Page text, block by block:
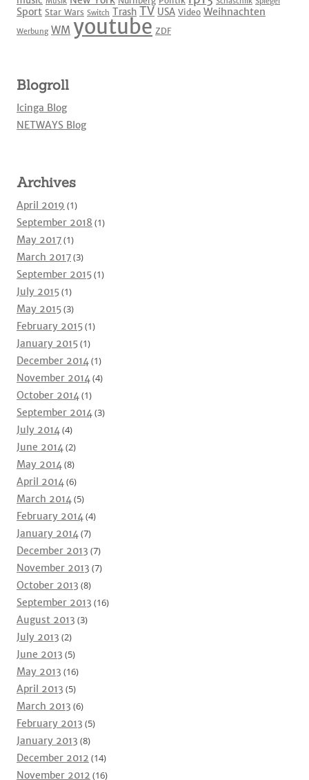
Sport Star Wars Switch Trash TV USA Video Weihnachten
Werbung WM youtube ZDF
Blogroll
Icinga Blog
NETWAYS Blog
Archives
April 2019 (1)
September 2018 (1)
May 2017(1)
March 2017(3)
September 2015(1)
July 2015(1)
May 2015(3)
February 2015(1)
January 2015(1)
December 2014(1)
November 2014(4)
October 2014(1)
September 2014(3)
July 2014(4)
June 2014(2)
May 2014(8)
April 2014(6)
March 2014(5)
February 2014(4)
January 2014(7)
December 2013 (7)
November 2013 (7)
October 2013 (8)
September 2013 (16)
August 2013 (3)
July 2013 (2)
June 2013 (5)
May 2013 (16)
April 2013 (5)
March 2013 (6)
February 2013 (5)
January 2013 (8)
December 2012 (14)
November 2012 (16)